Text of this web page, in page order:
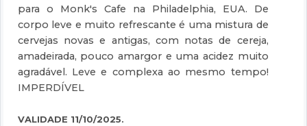
para o Monk's Cafe na Philadelphia, EUA. De
corpo leve e muito refrescante é uma mistura de
cervejas novas e antigas, com notas de cereja,
amadeirada, pouco amargor e uma acidez muito
agradável. Leve e complexa ao mesmo tempo!
IMPERDÍVEL
VALIDADE 11/10/2025.